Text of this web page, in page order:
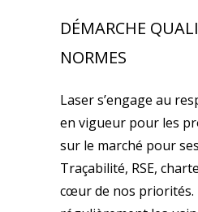
DÉMARCHE
NORMES
Laser s’engage au
en vigueur pour les
sur le marché pour
Traçabilité, RSE,
cœur de nos priorités.